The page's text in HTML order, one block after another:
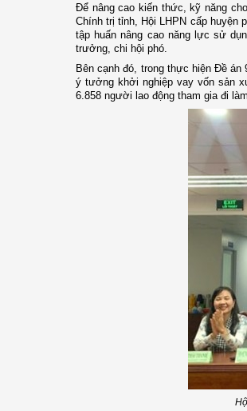
Để nâng cao kiến thức, kỹ năng
Chính trị tỉnh, Hội LHPN cấp huyện
tập huấn nâng cao năng lực sử
trưởng, chi hội phó.
Bên cạnh đó, trong thực hiện Đề
ý tưởng khởi nghiệp vay vốn sản
6.858 người lao động tham gia đi